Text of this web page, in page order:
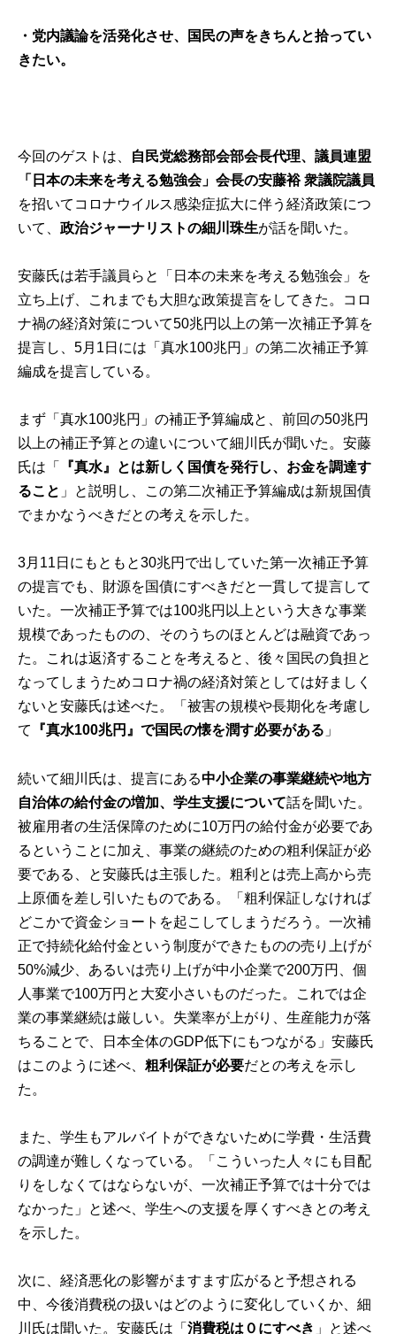
・党内議論を活発化させ、国民の声をきちんと拾ってい
きたい。
今回のゲストは、
自民党総務部会部会長代理、議員連盟
「日本の未来を考える勉強会」会長の安藤裕 衆議院議員
を招いてコロナウイルス感染症拡大に伴う経済政策につ
いて、政治ジャーナリストの細川珠生が話を聞いた。
安藤氏は若手議員らと「日本の未来を考える勉強会」を
立ち上げ、これまでも大胆な政策提言をしてきた。コロ
ナ禍の経済対策について50兆円以上の第一次補正予算を
提言し、5月1日には「真水100兆円」の第二次補正予算
編成を提言している。
まず「真水100兆円」の補正予算編成と、前回の50兆円
以上の補正予算との違いについて細川氏が聞いた。安藤
氏は「
『真水』とは新しく国債を発行し、お金を調達す
ること 」と説明し、この第二次補正予算編成は新規国債
でまかなうべきだとの考えを示した。
3月11日にもともと30兆円で出していた第一次補正予算
の提言でも、財源を国債にすべきだと一貫して提言して
いた。一次補正予算では100兆円以上という大きな事業
規模であったものの、そのうちのほとんどは融資であっ
た。これは返済することを考えると、後々国民の負担と
なってしまうためコロナ禍の経済対策としては好ましく
ないと安藤氏は述べた。「被害の規模や長期化を考慮し
て
『真水100兆円』で国民の懐を潤す必要がある 」
続いて細川氏は、提言にある中小企業の事業継続や地方
自治体の給付金の増加、学生支援について話を聞いた。
被雇用者の生活保障のために10万円の給付金が必要であ
るということに加え、事業の継続のための粗利保証が必
要である、と安藤氏は主張した。粗利とは売上高から売
上原価を差し引いたものである。「粗利保証しなければ
どこかで資金ショートを起こしてしまうだろう。一次補
正で持続化給付金という制度ができたものの売り上げが
50%減少、あるいは売り上げが中小企業で200万円、個
人事業で100万円と大変小さいものだった。これでは企
業の事業継続は厳しい。失業率が上がり、生産能力が落
ちることで、日本全体のGDP低下にもつながる」安藤氏
はこのように述べ、粗利保証が必要だとの考えを示し
た。
また、学生もアルバイトができないために学費・生活費
の調達が難しくなっている。「こういった人々にも目配
りをしなくてはならないが、一次補正予算では十分では
なかった」と述べ、学生への支援を厚くすべきとの考え
を示した。
次に、経済悪化の影響がますます広がると予想される
中、今後消費税の扱いはどのように変化していくか、細
川氏は聞いた。安藤氏は「消費税は０にすべき 」と述べ